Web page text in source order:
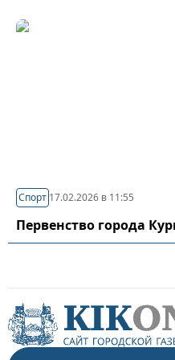
Спорт 17.02.2026 в 11:55
Первенство города